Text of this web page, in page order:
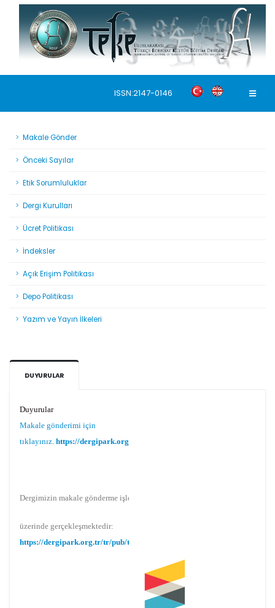
ISSN:2147-0146
Makale Gönder
Önceki Sayılar
Etik Sorumluluklar
Dergi Kurulları
Ücret Politikası
İndeksler
Açık Erişim Politikası
Depo Politikası
Yazım ve Yayın İlkeleri
DUYURULAR
Duyurular
Makale gönderimi için
tıklayınız.
https://dergipark.org.tr/tr/pub/teke
Dergimizin makale gönderme işlemi Dergipark
üzerinde gerçekleşmektedir:
https://dergipark.org.tr/tr/pub/teke
Makale gönderimi için Dergipark sitemizi